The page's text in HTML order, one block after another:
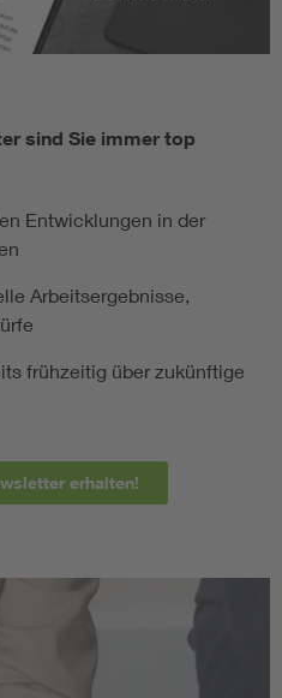
sind Sie immer top
Entwicklungen in der
Arbeitsergebnisse,
frühzeitig über zukünftige
erhalten!